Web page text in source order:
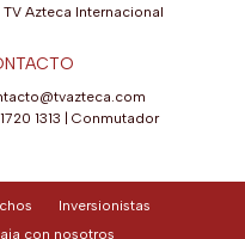
TV Azteca Internacional
1313 | Conmutador
Inversionistas
con nosotros